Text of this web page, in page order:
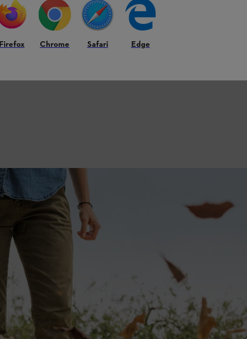
двигуні STIHL 2-Mix більше 80 % незгорілих свіжих газів не
та природу – частини палива, що містяться в незгорілих свіжих
і природу. Крім позитивного екологічного аспекту, є ще одна
із двигуном 2-Mix: З двигуна в навколишнє середовище
Таким чином, витрата палива двотактного двигуна 2-Mix до 20
потужними та особливо ефективними. Ми узагальнили
Двигун STIHL 4-Mix®
Chrome Safari Edge